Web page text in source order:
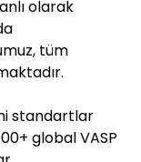
olarak
tüm
standartlar
global VASP